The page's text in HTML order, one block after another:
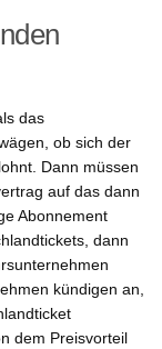
das
ob sich der
Dann müssen
auf das dann
Abonnement
dann
kündigen an,
dem Preisvorteil